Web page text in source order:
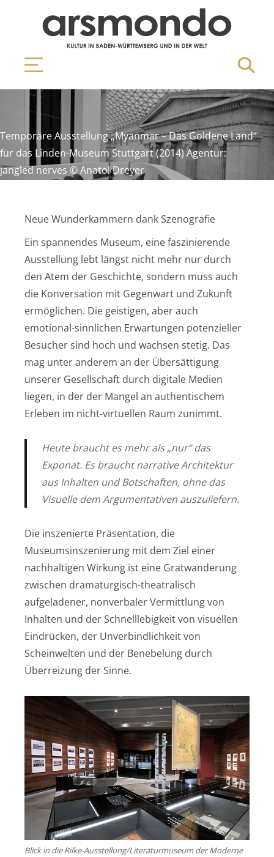
Temporäre Ausstellung „Myanmar – Das Goldene Land“
für das Linden-Museum Stuttgart (2014) Agentur:
jangled nerves © Anatol Dreyer
Neue Wunderkammern dank Szenografie
Ein spannendes Museum, eine faszinierende
Ausstellung lebt längst nicht mehr nur durch
den Atem der Geschichte, sondern muss auch
die Konversation mit Gegenwart und Zukunft
ermöglichen. Die geistigen, aber auch
emotional-sinnlichen Erwartungen potenzieller
Besucher sind hoch und wachsen stetig. Das
mag unter anderem an der Übersättigung
unserer Gesellschaft durch digitale Medien
liegen, in der der Mangel an authentischem
Erleben im nicht-virtuellen Raum zunimmt.
Heute braucht es mehr als „nur“ das
Exponat. Es braucht narrative Architektur
aus Inhalten und Botschaften, ohne das
Visuelle dem Argumentativen auszuliefern.
Die inszenierte Präsentation, die
Museumsinszenierung mit dem Ziel einer
nachhaltigen Wirkung ist eine Gratwanderung
zwischen dramaturgisch-theatralisch
aufgeladener, nonverbaler Vermittlung von
Inhalten und der Schnelllebigkeit von visuellen
Eindrücken, der Unverbindlichkeit von
Scheinwelten und der Benebelung durch
Überreizung der Sinne.
Blick in die Rilke-Ausstellung/Literaturmuseum der Moderne